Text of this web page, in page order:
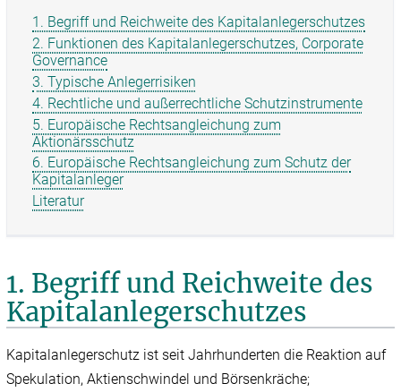
1. Begriff und Reichweite des Kapitalanleger­schutzes
2. Funktionen des Kapitalanleger­schutzes, Corporate
Governance
3. Typische Anlegerrisiken
4. Rechtliche und außerrechtliche Schutzinstrumente
5. Europäische Rechtsangleichung zum
Aktionärsschutz
6. Europäische Rechtsangleichung zum Schutz der
Kapitalanleger
Literatur
1. Begriff und Reichweite des
Kapitalanleger­schutzes
Kapitalanlegerschutz ist seit Jahrhunderten die Reaktion auf
Spekulation, Aktienschwindel und Börsenkräche;